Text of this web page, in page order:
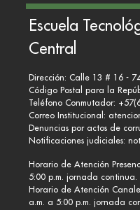
Escuela
Central
Dirección: Calle 13 # 16 -
Código Postal para la
Teléfono Conmutador:
Correo Institucional:
Denuncias por actos de
Notificaciones judiciales:
Horario de Atención
5:00 p.m. jornada continua.
Horario de Atención
a.m. a 5:00 p.m. jornada